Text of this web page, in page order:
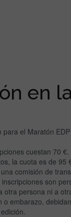
en
para el Maratón
cuestan 70 €.
la cuota es de
comisión de
son
otra persona ni a
o embarazo,